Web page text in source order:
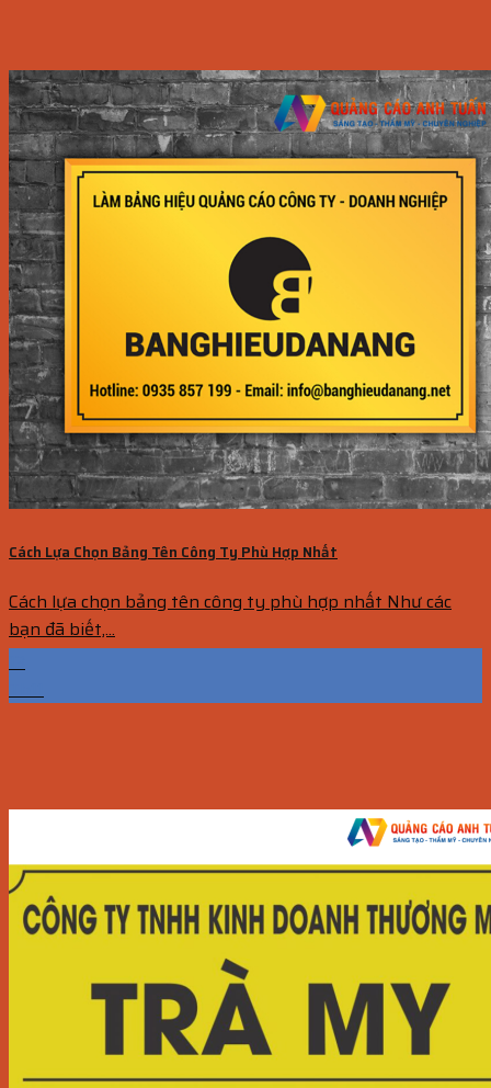
Cách Lựa Chọn Bảng Tên Công Ty Phù Hợp Nhất
Cách lựa chọn bảng tên công ty phù hợp nhất Như các
bạn đã biết,...